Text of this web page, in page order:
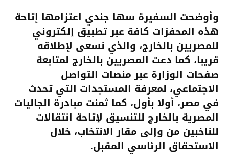
وأوضحت السفيرة سها جندي اعتزامها إتاحة
هذه المحفزات كافة عبر تطبيق إلكتروني
للمصريين بالخارج، والذي نسعى لإطلاقه
قريبا، كما دعت المصريين بالخارج لمتابعة
صفحات الوزارة عبر منصات التواصل
الاجتماعي، لمعرفة المستجدات التي تحدث
في مصر، أولا بأول، كما ثمنت مبادرة الجاليات
المصرية بالخارج للتنسيق لإتاحة انتقالات
للناخبين من وإلى مقار الانتخاب، خلال
الاستحقاق الرئاسي المقبل.